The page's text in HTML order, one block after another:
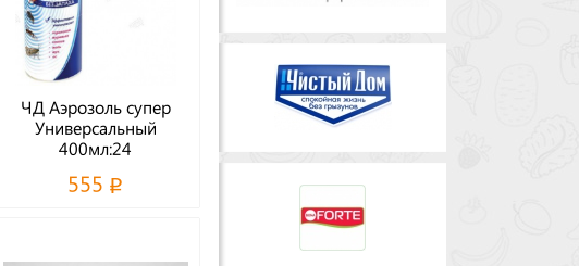
ЧД Аэрозоль супер
Универсальный
400мл:24
555